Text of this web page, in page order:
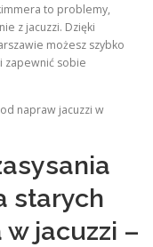
to problemy,
z jacuzzi. Dzięki
możesz szybko
zapewnić sobie
napraw jacuzzi w
starych
jacuzzi –